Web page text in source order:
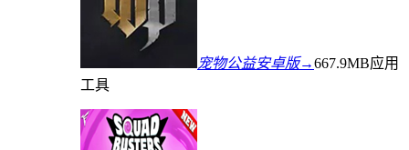
宠物公益安卓版→667.9MB应用
工具